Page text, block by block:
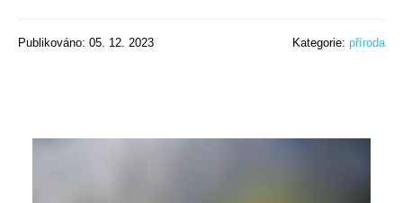
Publikováno: 05. 12. 2023 Kategorie: příroda